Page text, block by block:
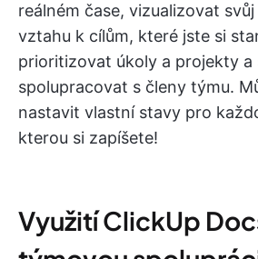
reálném čase, vizualizovat
vztahu k cílům, které jste si
prioritizovat úkoly a projekty a
spolupracovat s členy týmu.
nastavit vlastní stavy pro
kterou si zapíšete!
Využití ClickUp